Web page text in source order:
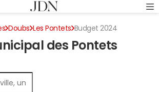
Doubs Les Pontets Budget 2024
des Pontets